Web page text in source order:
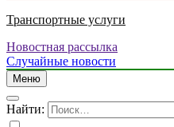
Транспортные услуги
Новостная рассылка
Случайные новости
Меню
Найти: